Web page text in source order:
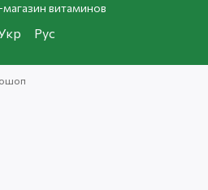
витаминов
Рус